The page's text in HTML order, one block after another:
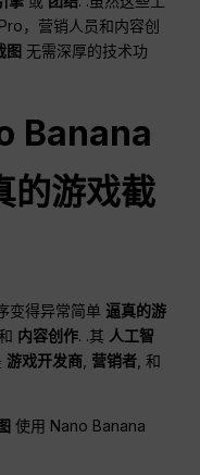
，营销人员和内容创
图 无需深厚的技术功
Banana
的游戏截
变得异常简单 逼真的游
和 内容创作. .其 人工智
游戏开发商 营销者 , 和
使用 Nano Banana